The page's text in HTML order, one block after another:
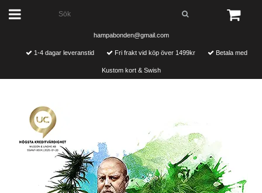
hampabonden@gmail.com
1-4 dagar leveranstid Fri frakt vid köp över 1499kr Betala med
Kustom kort & Swish